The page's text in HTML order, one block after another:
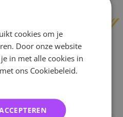
cookies om je
Door onze website
in met alle cookies in
ons Cookiebeleid.